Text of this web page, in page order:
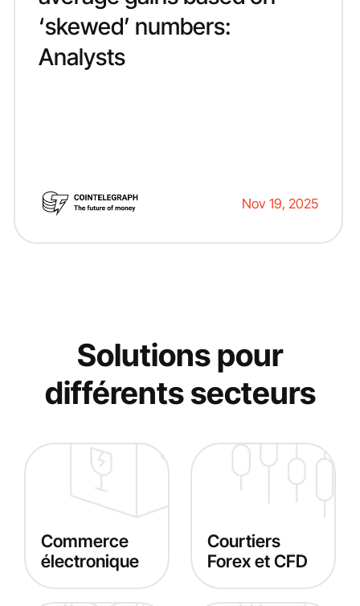
‘skewed’ numbers:
Analysts
Nov 19, 2025
Solutions pour
différents secteurs
Commerce
électronique
Courtiers
Forex et CFD